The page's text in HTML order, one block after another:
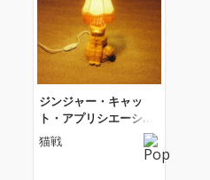
ジンジャー・キャッ
ト・アプリシエーショ
ン
猫戦